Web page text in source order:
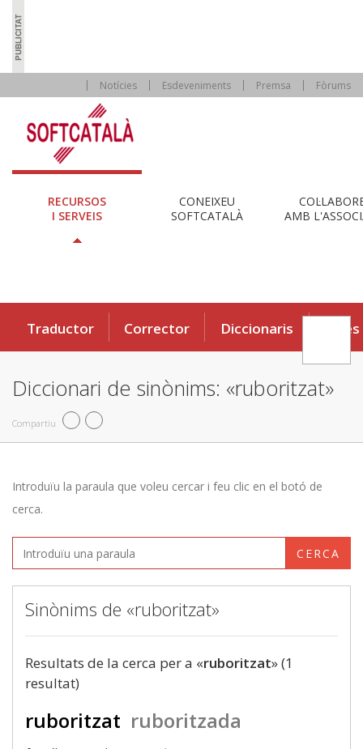
Notícies Esdeveniments Premsa Fòrums
RECURSOS
I SERVEIS
CONEIXEU
SOFTCATALÀ
AMB
Traductor Corrector Diccionaris Eines
Diccionari de sinònims: «ruboritzat»
Compartiu
Introduïu la paraula que voleu cercar i feu clic en el botó de
cerca.
CERCA
Sinònims de «ruboritzat»
Resultats de la cerca per a «ruboritzat» (1
resultat)
ruboritzat ruboritzada